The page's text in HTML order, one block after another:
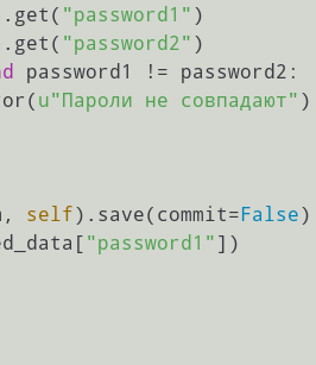
"password1" )
"password2" )
password1 != password2:
u"Пароли не совпадают" )
self).save(commit= False)
"password1" ])